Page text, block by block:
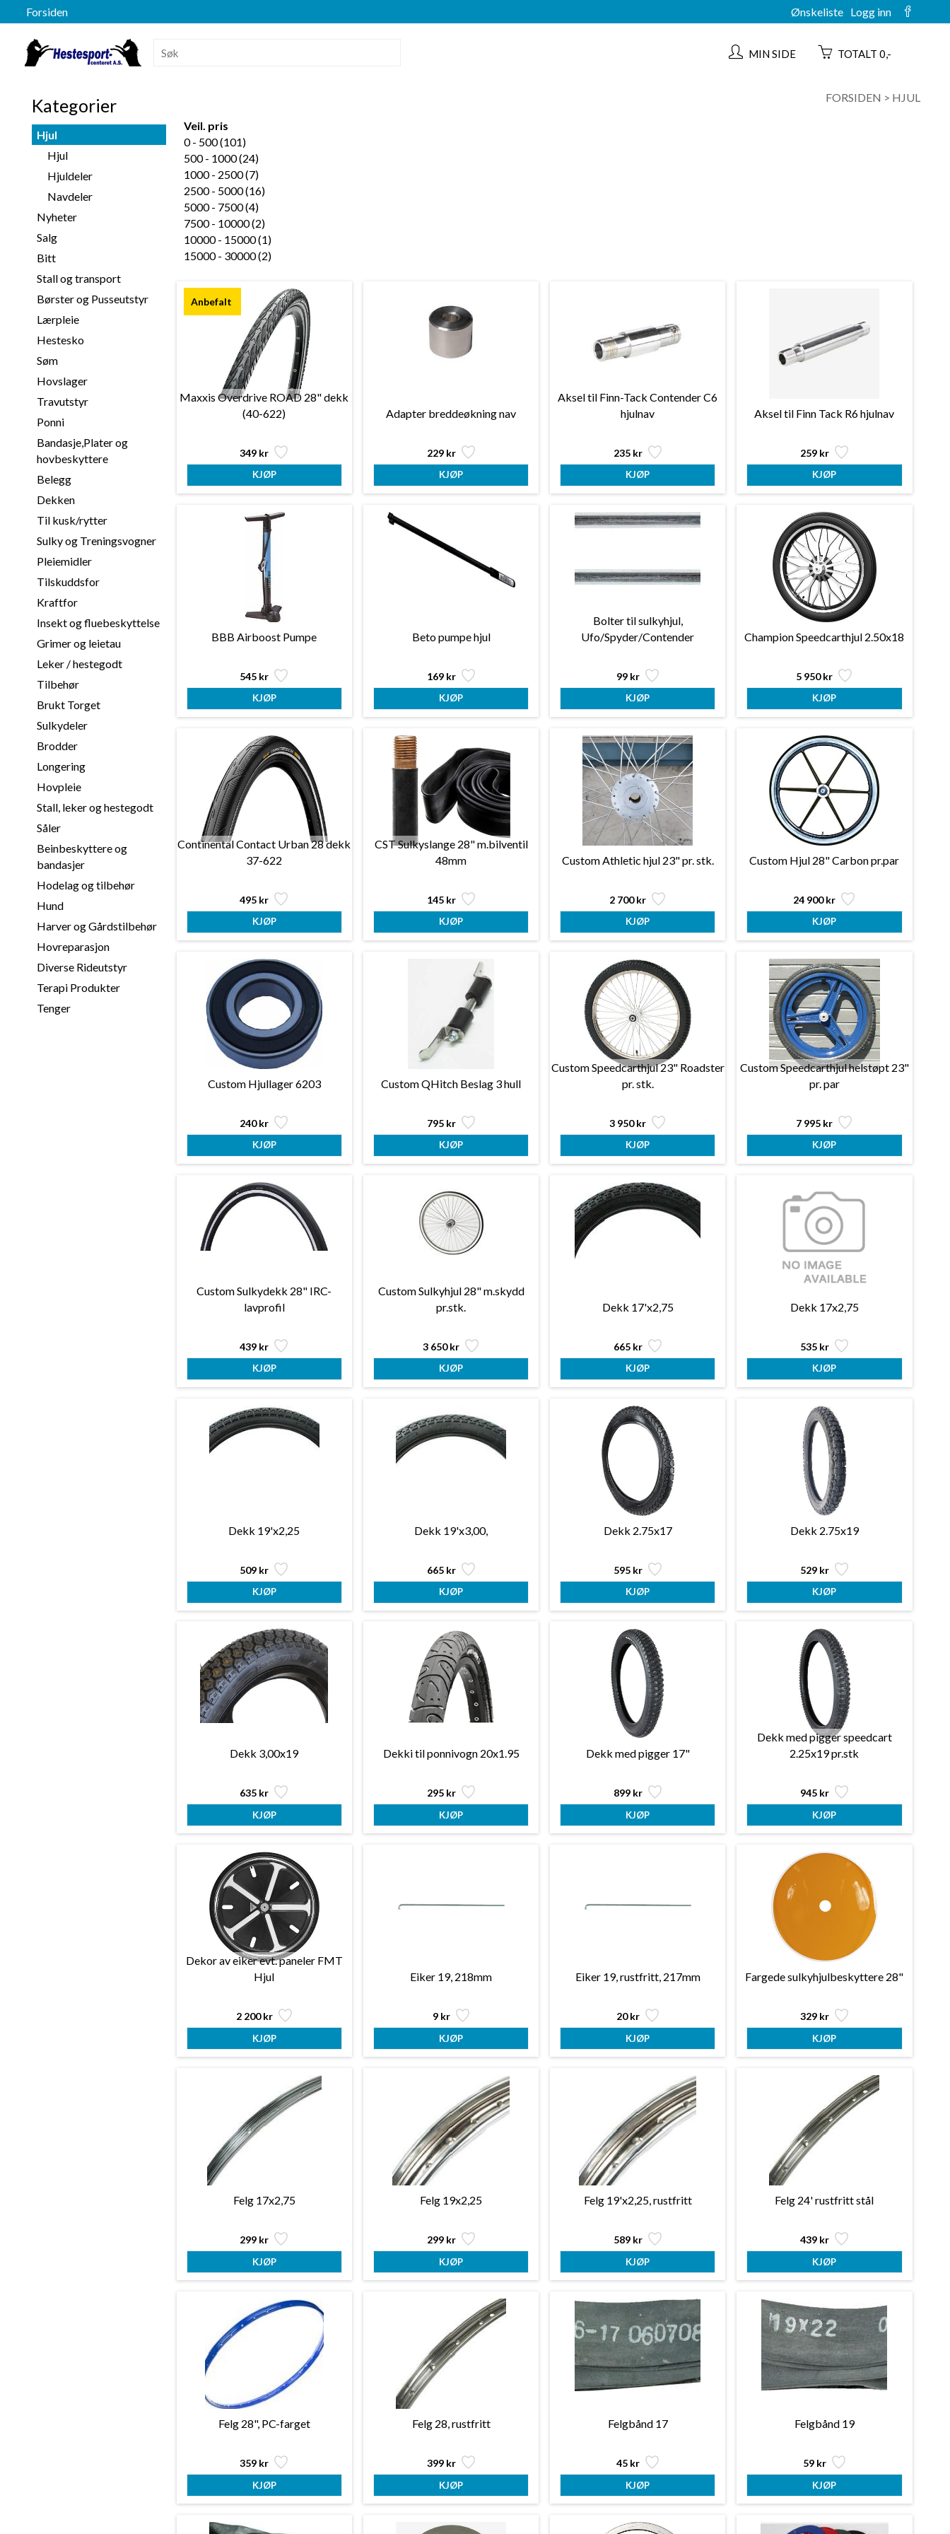
Forsiden Ønskeliste Logg inn
MIN SIDE TOTALT 0,-
Kategorier
Hjul
Hjul
Hjuldeler
Navdeler
Nyheter
Salg
Bitt
Stall og transport
Børster og Pusseutstyr
Lærpleie
Hestesko
Søm
Hovslager
Travutstyr
Ponni
Bandasje,Plater og
hovbeskyttere
Belegg
Dekken
Til kusk/rytter
Sulky og Treningsvogner
Pleiemidler
Tilskuddsfor
Kraftfor
Insekt og fluebeskyttelse
Grimer og leietau
Leker / hestegodt
Tilbehør
Brukt Torget
Sulkydeler
Brodder
Longering
Hovpleie
Stall, leker og hestegodt
Såler
Beinbeskyttere og
bandasjer
Hodelag og tilbehør
Hund
Harver og Gårdstilbehør
Hovreparasjon
Diverse Rideutstyr
Terapi Produkter
Tenger
FORSIDEN > HJUL
Veil. pris
0 - 500 (101)
500 - 1000 (24)
1000 - 2500 (7)
2500 - 5000 (16)
5000 - 7500 (4)
7500 - 10000 (2)
10000 - 15000 (1)
15000 - 30000 (2)
Maxxis Overdrive ROAD 28" dekk
(40-622)
349 kr
Adapter breddeøkning nav
229 kr
Aksel til Finn-Tack Contender C6
hjulnav
235 kr
Aksel til Finn Tack R6 hjulnav
259 kr
BBB Airboost Pumpe
545 kr
Beto pumpe hjul
169 kr
Bolter til sulkyhjul,
Ufo/Spyder/Contender
99 kr
Champion Speedcarthjul 2.50x18
5 950 kr
Continental Contact Urban 28 dekk
37-622
495 kr
CST Sulkyslange 28" m.bilventil
48mm
145 kr
Custom Athletic hjul 23" pr. stk.
2 700 kr
Custom Hjul 28" Carbon pr.par
24 900 kr
Custom Hjullager 6203
240 kr
Custom QHitch Beslag 3 hull
795 kr
Custom Speedcarthjul 23" Roadster
pr. stk.
3 950 kr
Custom Speedcarthjul helstøpt 23"
pr. par
7 995 kr
Custom Sulkydekk 28" IRC-
lavprofil
439 kr
Custom Sulkyhjul 28" m.skydd
pr.stk.
3 650 kr
Dekk 17'x2,75
665 kr
Dekk 17x2,75
535 kr
Dekk 19'x2,25
509 kr
Dekk 19'x3,00,
665 kr
Dekk 2.75x17
595 kr
Dekk 2.75x19
529 kr
Dekk 3,00x19
635 kr
Dekki til ponnivogn 20x1.95
295 kr
Dekk med pigger 17"
899 kr
Dekk med pigger speedcart
2.25x19 pr.stk
945 kr
Dekor av eiker evt. paneler FMT
Hjul
2 200 kr
Eiker 19, 218mm
9 kr
Eiker 19, rustfritt, 217mm
20 kr
Fargede sulkyhjulbeskyttere 28"
329 kr
Felg 17x2,75
299 kr
Felg 19x2,25
299 kr
Felg 19'x2,25, rustfritt
589 kr
Felg 24' rustfritt stål
439 kr
Felg 28", PC-farget
359 kr
Felg 28, rustfritt
399 kr
Felgbånd 17
45 kr
Felgbånd 19
59 kr